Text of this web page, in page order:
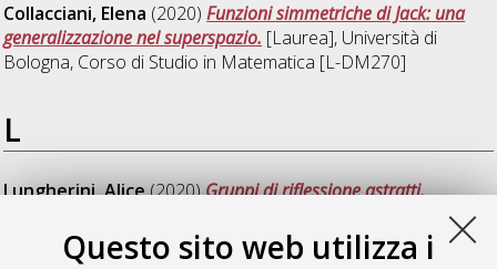
Questo sito web utilizza i
Collacciani, Elena (2020)Funzioni simmetriche di Jack: una
generalizzazione nel superspazio. [Laurea], Università di
Bologna, Corso di Studio in Matematica [L-DM270]
L
Lungherini, Alice(2020)Gruppi di riflessione astratti.
Matematica
[L-DM270]